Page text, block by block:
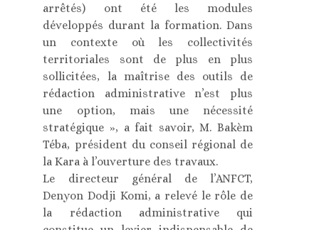
arrêtés) ont été les modules
développés durant la formation. Dans
un contexte où les collectivités
territoriales sont de plus en plus
sollicitées, la maîtrise des outils de
rédaction administrative n’est plus
une option, mais une nécessité
stratégique », a fait savoir, M. Bakèm
Téba, président du conseil régional de
la Kara à l’ouverture des travaux.
Le directeur général de l’ANFCT,
Denyon Dodji Komi, a relevé le rôle de
la rédaction administrative qui